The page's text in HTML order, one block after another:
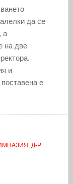
да се
а
на две
и
е
, Д-Р